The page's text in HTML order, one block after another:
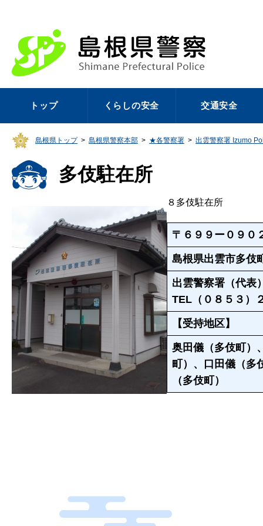
トップ くらしの安全 交通安全
島根県トップ > 島根県警察本部 > ★各警察署 > 出雲警察署 Izumo
多伎駐在所
８多伎駐在所
多伎駐在所の概要
〒６９９ー０９０
島根県出雲市多伎
出雲警察署（代表
TEL（０８５３）
【受持地区】
奥田儀（多伎町）
町）、口田儀（多
（多伎町）